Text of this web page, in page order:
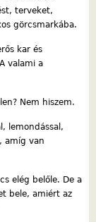
terveket,
görcsmarkába.
kar és
valami a
Nem hiszem.
lemondással,
amíg van
elég belőle. De a
bele, amiért az